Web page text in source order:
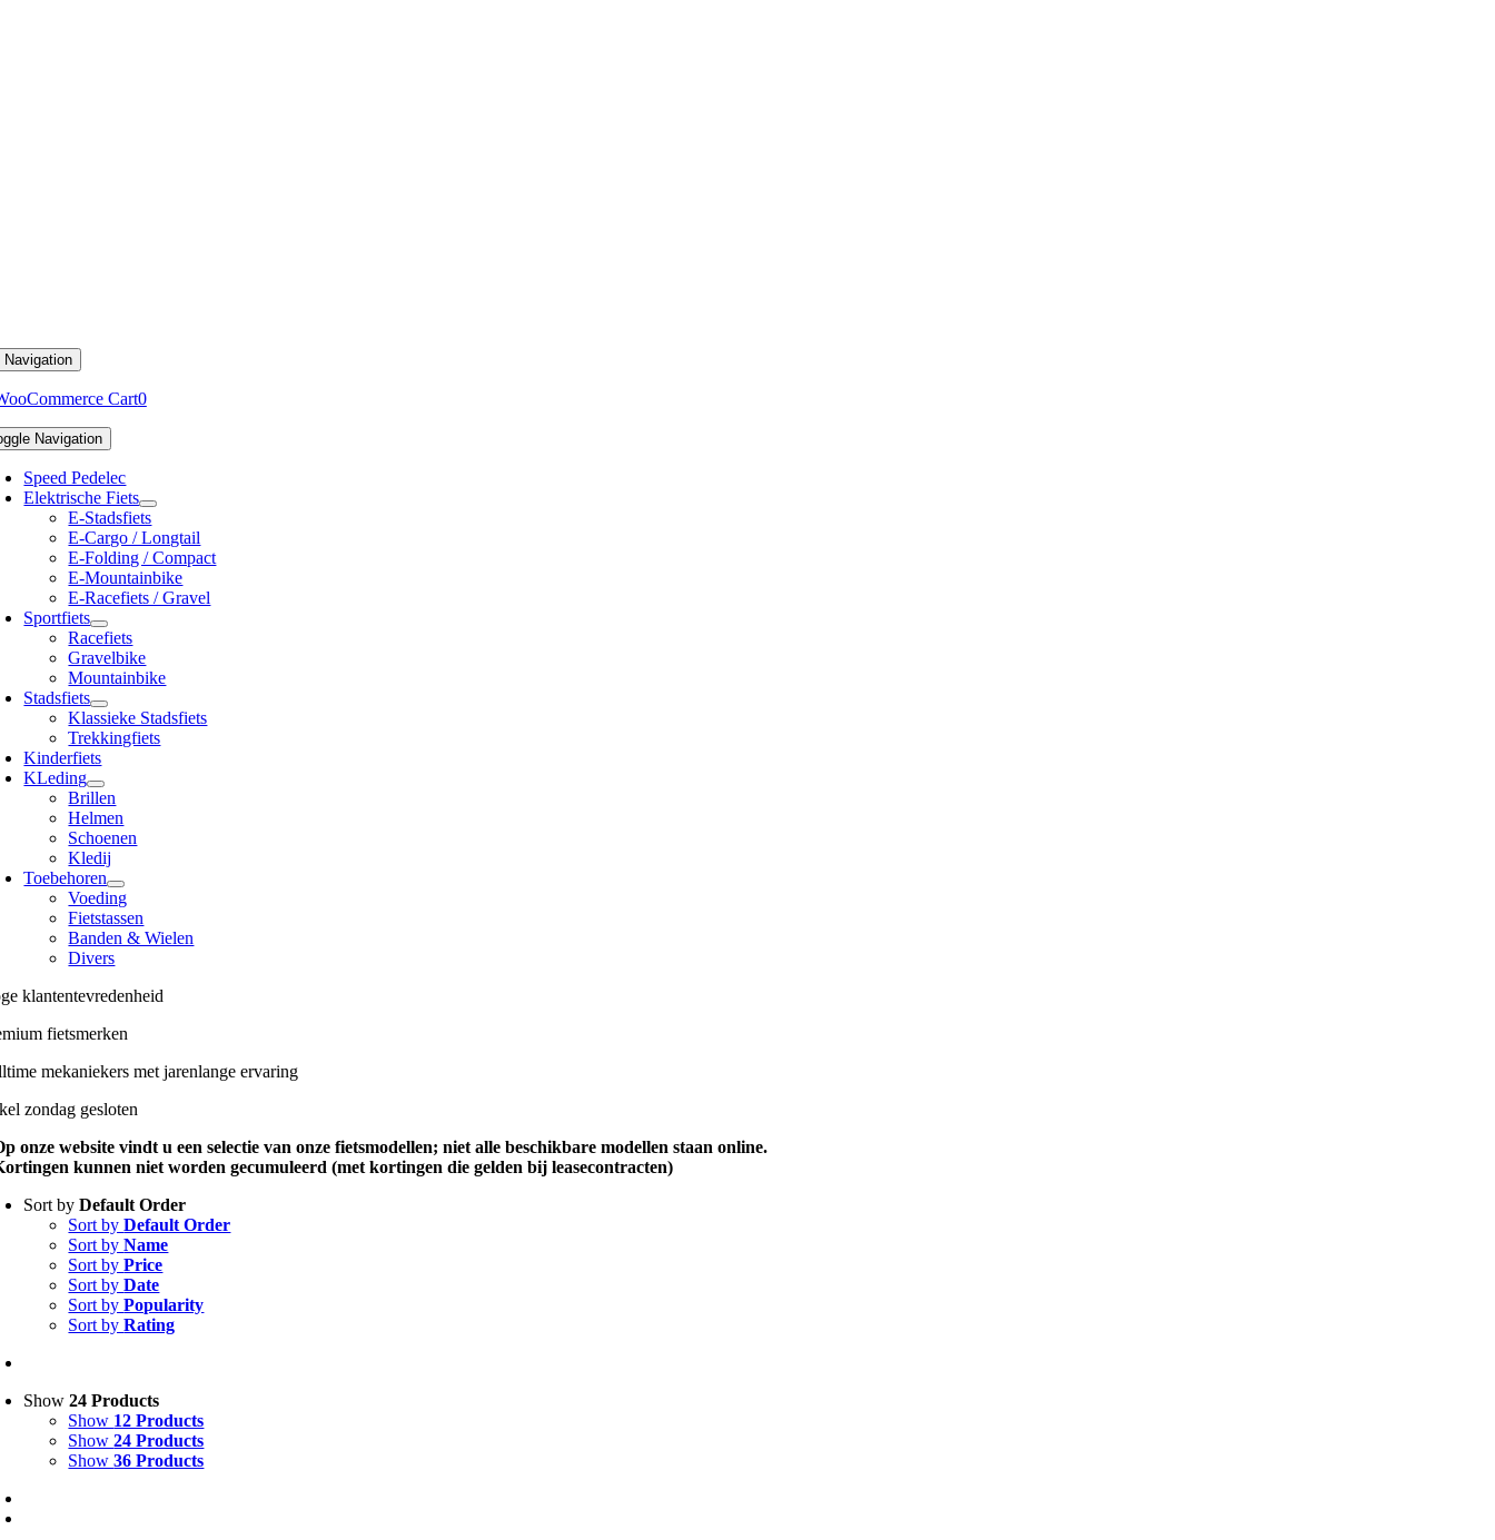
Navigation
Cart0
Navigation
Speed Pedelec
Elektrische Fiets
E-Stadsfiets
E-Cargo / Longtail
E-Folding / Compact
E-Mountainbike
E-Racefiets / Gravel
Sportfiets
Racefiets
Gravelbike
Mountainbike
Stadsfiets
Klassieke Stadsfiets
Trekkingfiets
Kinderfiets
KLeding
Brillen
Helmen
Schoenen
Kledij
Toebehoren
Voeding
Fietstassen
Banden & Wielen
Divers
klantentevredenheid
fietsmerken
mekaniekers met jarenlange ervaring
zondag gesloten
onze website vindt u een selectie van onze fietsmodellen; niet alle beschikbare modellen staan online.
kunnen niet worden gecumuleerd (met kortingen die gelden bij leasecontracten)
Sort byDefault Order
Sort byDefault Order
Sort byName
Sort byPrice
Sort byDate
Sort byPopularity
Sort byRating
Show24 Products
Show 12 Products
Show24 Products
Show36 Products